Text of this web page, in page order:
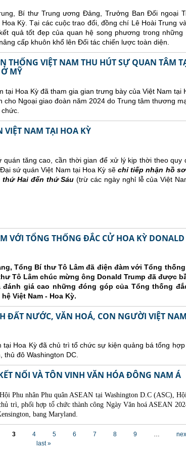
Bí thư Trung ương Đảng, Trưởng Ban Đối ngoại
Kỳ. Tại các cuộc trao đổi, đồng chí Lê Hoài Trung
quả tốt đẹp của quan hệ song phương trong những
cấp khuôn khổ lên Đối tác chiến lược toàn diện.
THỐNG VIỆT NAM THU HÚT SỰ QUAN TÂM
MỸ
tại Hoa Kỳ đã tham gia gian trưng bày của Việt Nam tại
cho Ngoại giao đoàn năm 2024 do Trung tâm thương
NAM TẠI HOA KỲ
tăng cao, cần thời gian để xử lý kịp thời theo quy
sứ quán Việt Nam tại Hoa Kỳ sẽ chỉ tiếp nhận hồ
thứ Hai đến thứ Sáu (trừ các ngày nghỉ lễ của Việt
VỚI TỔNG THỐNG ĐẮC CỬ HOA KỲ DONALD
Tổng Bí thư Tô Lâm đã điện đàm với Tổng
Tô Lâm chúc mừng ông Donald Trump đã được
giá cao những đóng góp của Tổng thống
Việt Nam - Hoa Kỳ.
ĐẤT NƯỚC, VĂN HOÁ, CON NGƯỜI VIỆT NAM
Hoa Kỳ đã chủ trì tổ chức sự kiện quảng bá tổng hợp
đô Washington DC.
NỐI VÀ TÔN VINH VĂN HÓA ĐÔNG NAM Á
Phu nhân Phu quân ASEAN tại Washington D.C (ASC),
trì, phối hợp tổ chức thành công Ngày Văn hoá ASEAN
bang Maryland.
3 4 5 6 7 8 9 …
last »